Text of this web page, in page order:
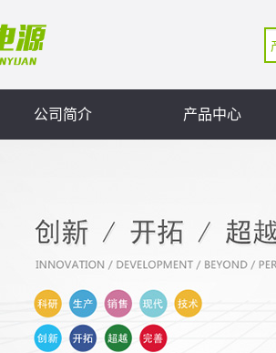
公司简介 产品中心